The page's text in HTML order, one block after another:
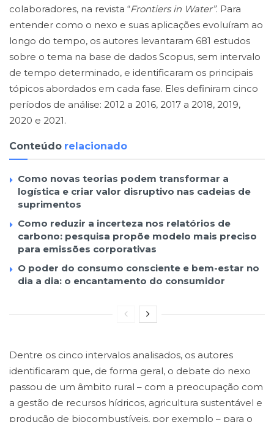
colaboradores, na revista “Frontiers in Water”. Para
entender como o nexo e suas aplicações evoluíram ao
longo do tempo, os autores levantaram 681 estudos
sobre o tema na base de dados Scopus, sem intervalo
de tempo determinado, e identificaram os principais
tópicos abordados em cada fase. Eles definiram cinco
períodos de análise: 2012 a 2016, 2017 a 2018, 2019,
2020 e 2021.
Conteúdo relacionado
Como novas teorias podem transformar a
logística e criar valor disruptivo nas cadeias de
suprimentos
Como reduzir a incerteza nos relatórios de
carbono: pesquisa propõe modelo mais preciso
para emissões corporativas
O poder do consumo consciente e bem-estar no
dia a dia: o encantamento do consumidor
Dentre os cinco intervalos analisados, os autores
identificaram que, de forma geral, o debate do nexo
passou de um âmbito rural – com a preocupação com
a gestão de recursos hídricos, agricultura sustentável e
produção de biocombustíveis, por exemplo – para o